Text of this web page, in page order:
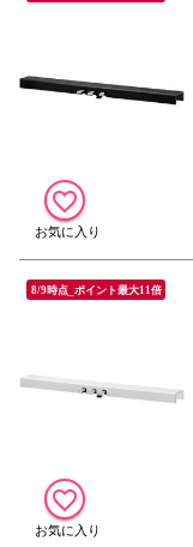
8/9時点_ポイント最大11倍